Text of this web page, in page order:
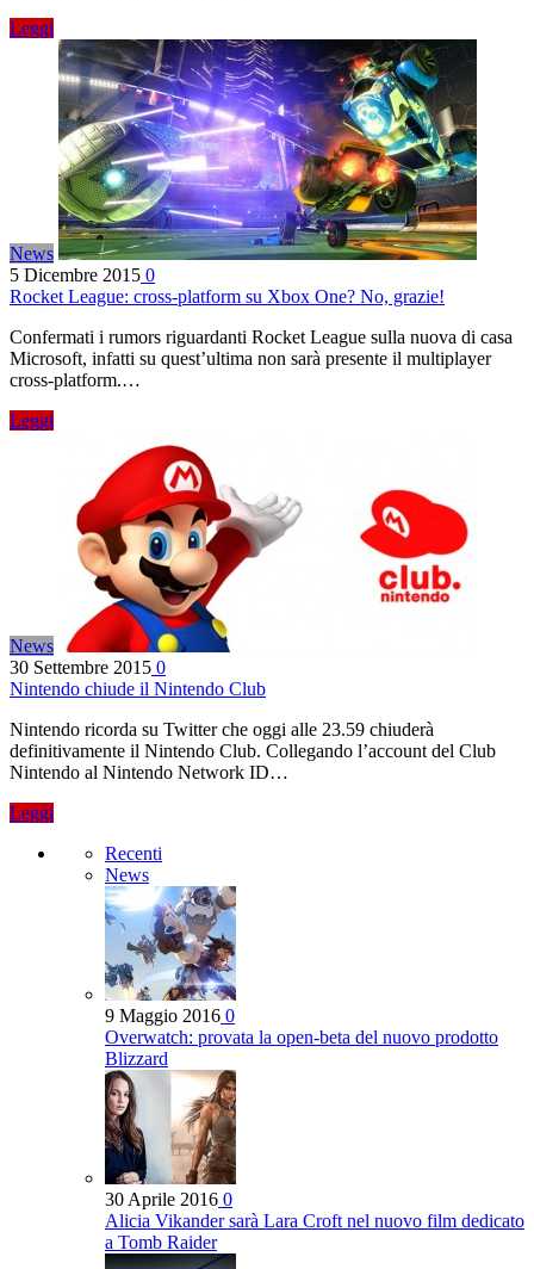
Leggi
News
5 Dicembre 2015 0
Rocket League: cross-platform su Xbox One? No, grazie!
Confermati i rumors riguardanti Rocket League sulla nuova di casa
Microsoft, infatti su quest’ultima non sarà presente il multiplayer
cross-platform.…
Leggi
News
30 Settembre 2015 0
Nintendo chiude il Nintendo Club
Nintendo ricorda su Twitter che oggi alle 23.59 chiuderà
definitivamente il Nintendo Club. Collegando l’account del Club
Nintendo al Nintendo Network ID…
Leggi
Recenti
News
9 Maggio 2016 0
Overwatch: provata la open-beta del nuovo prodotto
Blizzard
30 Aprile 2016 0
Alicia Vikander sarà Lara Croft nel nuovo film dedicato
a Tomb Raider